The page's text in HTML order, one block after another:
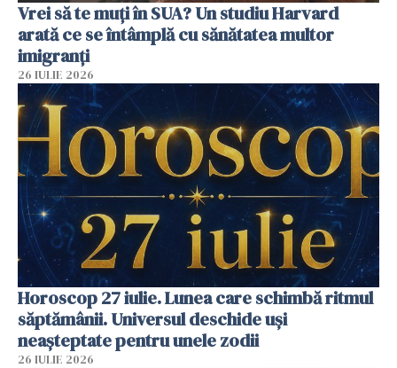
Vrei să te muți în SUA? Un studiu Harvard
arată ce se întâmplă cu sănătatea multor
imigranți
26 IULIE 2026
Horoscop 27 iulie. Lunea care schimbă ritmul
săptămânii. Universul deschide uși
neașteptate pentru unele zodii
26 IULIE 2026